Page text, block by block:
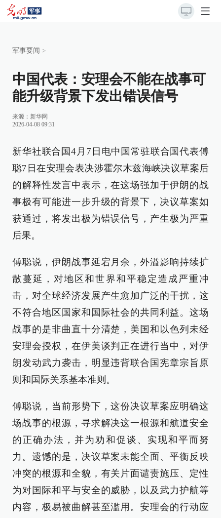
军事要闻 >
中国代表：安理会不能在战事可
能升级背景下发出错误信号
来源： 新华网
2026-04-08 09:31
新华社联合国4月7日电中国常驻联合国代表傅
聪7日在安理会表决涉霍尔木兹海峡决议草案后
的解释性发言中表示，在这场强加于伊朗的战
事极有可能进一步升级的背景下，决议草案如
获通过，将发出极为错误信号，产生极为严重
后果。
傅聪说，伊朗战事延宕月余，外溢影响持续扩
散蔓延，对地区和世界和平稳定造成严重冲
击，对全球经济发展产生愈加广泛的干扰，这
不符合地区国家和国际社会的共同利益。这场
战事的是非曲直十分清楚，美国和以色列未经
安理会授权，在伊美谈判正在进行当中，对伊
朗发动武力袭击，明显违背联合国宪章宗旨原
则和国际关系基本准则。
傅聪说，当前形势下，这份决议草案应明确这
场战事的根源，寻求解决这一根源和航道安全
的正确办法，并为劝和促谈、实现和平而努
力。遗憾的是，决议草案未能全面、平衡反映
冲突的根源和全貌，有关片面谴责施压、定性
为对国际和平与安全的威胁，以及武力护航等
内容，极易被曲解甚至滥用。安理会的行动应